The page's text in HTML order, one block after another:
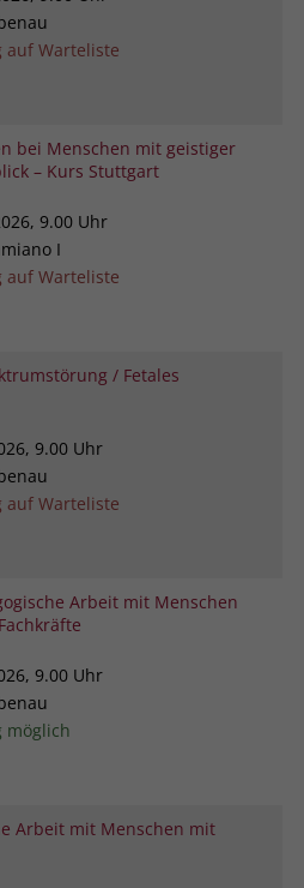
auf Warteliste
bei Menschen mit geistiger
– Kurs Stuttgart
9.00 Uhr
I
auf Warteliste
/ Fetales
9.00 Uhr
auf Warteliste
Arbeit mit Menschen
9.00 Uhr
möglich
Arbeit mit Menschen mit